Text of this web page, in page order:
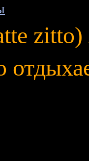
zitto)